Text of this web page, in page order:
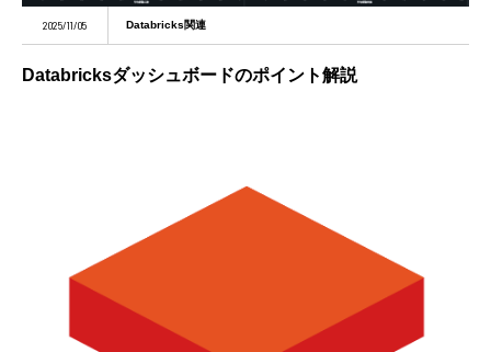
2025/11/05 Databricks関連
Databricksダッシュボードのポイント解説